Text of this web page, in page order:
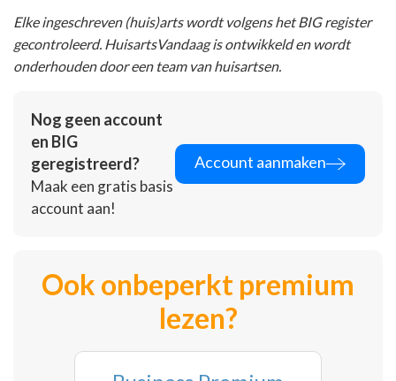
Elke ingeschreven (huis)arts wordt volgens het BIG register
gecontroleerd. HuisartsVandaag is ontwikkeld en wordt
onderhouden door een team van huisartsen.
Nog geen account
en BIG
geregistreerd?
Maak een gratis basis
account aan!
Account aanmaken
Ook onbeperkt premium
lezen?